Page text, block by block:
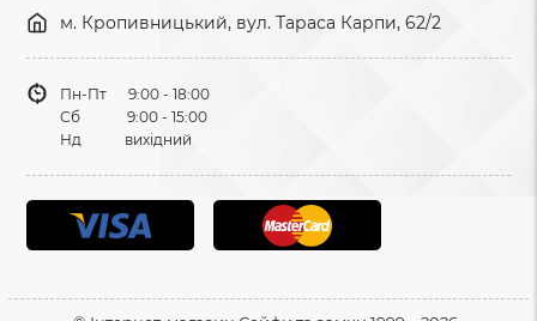
м. Кропивницький, вул. Тараса Карпи, 62/2
Пн-Пт 9:00 - 18:00
Сб 9:00 - 15:00
Нд вихідний